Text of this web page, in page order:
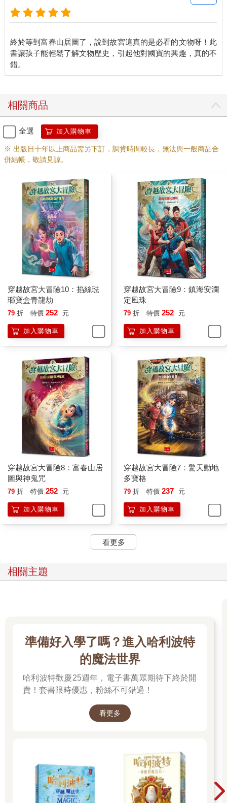
終於等到富春山居圖了，說到故宮這真的是必看的文物呀！此
書讓孩子能輕鬆了解文物歷史，引起他對國寶的興趣，真的不
相關商品
全選 加入購物車
※ 出版日十年以上商品需另下訂，調貨時間較長，無法與一般商品合
併結帳，敬請見諒。
穿越故宮大冒險10：掐絲琺
瑯寶盒青龍劫
79 折 特價 252 元
加入購物車
穿越故宮大冒險9：鎮海安瀾
定風珠
79 折 特價 252 元
加入購物車
穿越故宮大冒險8：富春山居
圖與神鬼咒
79 折 特價 252 元
加入購物車
穿越故宮大冒險7：驚天動地
多寶格
79 折 特價 237 元
加入購物車
看更多
相關主題
準備好入學了嗎？進入哈利波特
的魔法世界
哈利波特歡慶25週年，電子書萬眾期待下終於開
賣！套書限時優惠，粉絲不可錯過！
看更多